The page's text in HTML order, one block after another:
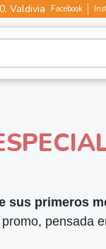
Valdivia Facebook
sus primeros
pensada